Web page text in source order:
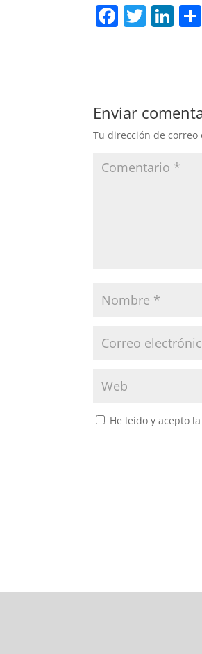
F
b
o
o
k
T Li
dI
n
Enviar
Tu dirección de
He leído y acepto la